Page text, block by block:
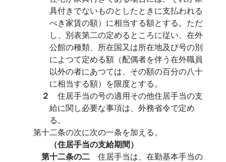
具付きでないものとしたときに支払われる
べき家賃の額）に相当する額とする。ただ
し、別表第二の定めるところに従い、在外
公館の種類、所在国又は所在地及び号の別
によつて定める額（配偶者を伴う在外職員
以外の者にあつては、その額の百分の八十
に相当する額）を限度とする。
２ 住居手当の号の適用その他住居手当の支
給に関し必要な事項は、外務省令で定め
る。
第十二条の次に次の一条を加える。
（住居手当の支給期間）
第十二条の二 住居手当は、在勤基本手当の